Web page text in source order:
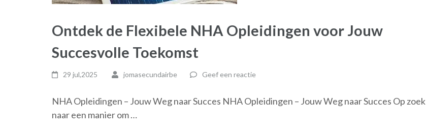
Ontdek de Flexibele NHA Opleidingen voor Jouw
Succesvolle Toekomst
29 jul,2025 jomasecundairbe Geef een reactie
NHA Opleidingen – Jouw Weg naar Succes NHA Opleidingen – Jouw Weg naar Succes Op zoek
naar een manier om …